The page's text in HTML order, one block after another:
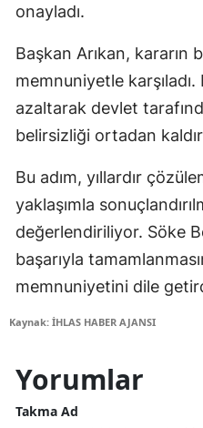
onayladı.
Başkan Arıkan, kararın
memnuniyetle
azaltarak devlet
belirsizliği ortadan
Bu adım, yıllardır
yaklaşımla
değerlendiriliyor. Söke
başarıyla
memnuniyetini dile
Kaynak: İHLAS HABER AJANSI
Yorumlar
Takma Ad